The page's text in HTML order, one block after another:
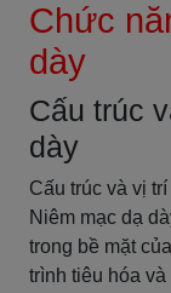
Chức
dày
Cấu trúc
dày
Cấu trúc và vị
Niêm mạc dạ
trong bề mặt
trình tiêu hóa